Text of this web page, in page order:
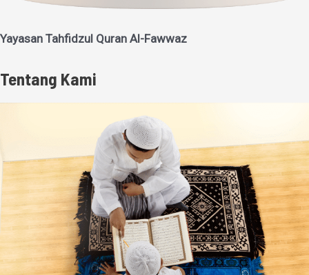
Yayasan Tahfidzul Quran Al-Fawwaz
Tentang Kami